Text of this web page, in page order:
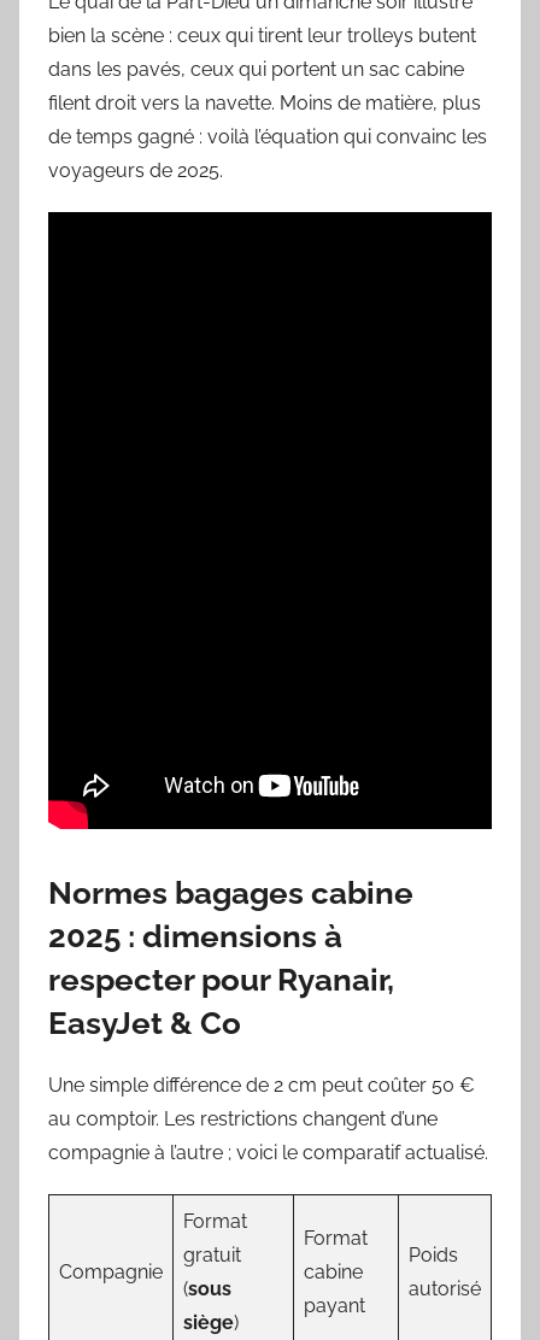
bien la scène : ceux qui tirent leur trolleys butent
dans les pavés, ceux qui portent un sac cabine
filent droit vers la navette. Moins de matière, plus
de temps gagné : voilà l’équation qui convainc les
voyageurs de 2025.
Normes bagages cabine
2025 : dimensions à
respecter pour Ryanair,
EasyJet & Co
Une simple différence de 2 cm peut coûter 50 €
au comptoir. Les restrictions changent d’une
compagnie à l’autre ; voici le comparatif actualisé.
Compagnie
Format
gratuit
(sous
siège)
Format
cabine
payant
Poids
autorisé